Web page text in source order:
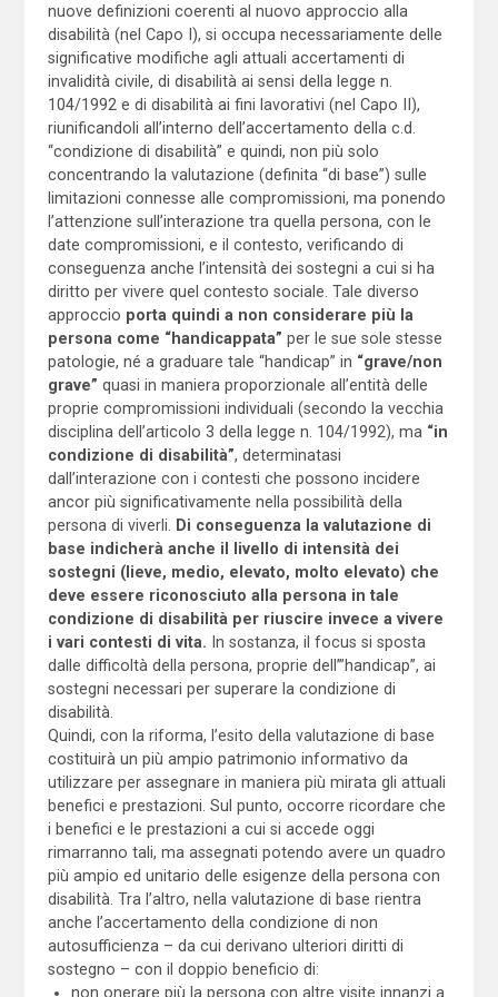
nuove definizioni coerenti al nuovo approccio alla
disabilità (nel Capo I), si occupa necessariamente delle
significative modifiche agli attuali accertamenti di
invalidità civile, di disabilità ai sensi della legge n.
104/1992 e di disabilità ai fini lavorativi (nel Capo II),
riunificandoli all’interno dell’accertamento della c.d.
“condizione di disabilità” e quindi, non più solo
concentrando la valutazione (definita “di base”) sulle
limitazioni connesse alle compromissioni, ma ponendo
l’attenzione sull’interazione tra quella persona, con le
date compromissioni, e il contesto, verificando di
conseguenza anche l’intensità dei sostegni a cui si ha
diritto per vivere quel contesto sociale. Tale diverso
approccio porta quindi a non considerare più la
persona come “handicappata” per le sue sole stesse
patologie, né a graduare tale “handicap” in “grave/non
grave” quasi in maniera proporzionale all’entità delle
proprie compromissioni individuali (secondo la vecchia
disciplina dell’articolo 3 della legge n. 104/1992), ma “in
condizione di disabilità”, determinatasi
dall’interazione con i contesti che possono incidere
ancor più significativamente nella possibilità della
persona di viverli.
Di conseguenza la valutazione di
base indicherà anche il livello di intensità dei
sostegni (lieve, medio, elevato, molto elevato) che
deve essere riconosciuto alla persona in tale
condizione di disabilità per riuscire invece a vivere
i vari contesti di vita. In sostanza, il focus si sposta
dalle difficoltà della persona, proprie dell’”handicap”, ai
sostegni necessari per superare la condizione di
disabilità.
Quindi, con la riforma, l’esito della valutazione di base
costituirà un più ampio patrimonio informativo da
utilizzare per assegnare in maniera più mirata gli attuali
benefici e prestazioni. Sul punto, occorre ricordare che
i benefici e le prestazioni a cui si accede oggi
rimarranno tali, ma assegnati potendo avere un quadro
più ampio ed unitario delle esigenze della persona con
disabilità. Tra l’altro, nella valutazione di base rientra
anche l’accertamento della condizione di non
autosufficienza – da cui derivano ulteriori diritti di
sostegno – con il doppio beneficio di:
non onerare più la persona con altre visite innanzi a